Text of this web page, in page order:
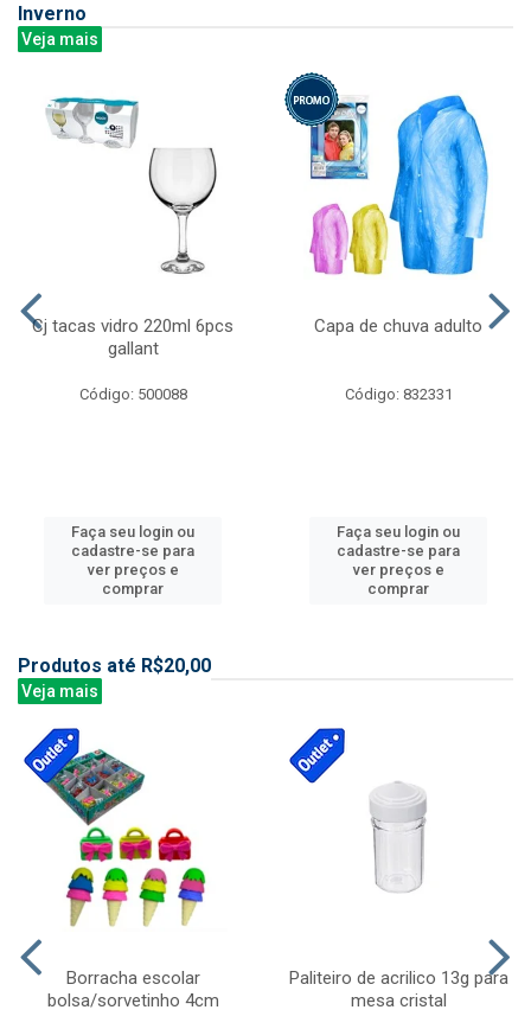
Inverno
Veja mais
Cj tacas vidro 220ml 6pcs
gallant
Código: 500088
Faça seu login ou
cadastre-se para
ver preços e
comprar
Capa de chuva adulto
Código: 832331
Faça seu login ou
cadastre-se para
ver preços e
comprar
Produtos até R$20,00
Veja mais
Borracha escolar
bolsa/sorvetinho 4cm
Paliteiro de acrilico 13g para
mesa cristal